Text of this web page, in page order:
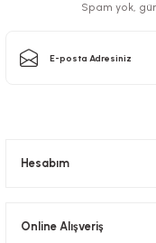
Sepete Ekle
Spam yok,
Hesabım
Online Alışveriş